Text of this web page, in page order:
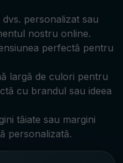
personalizat sau
nostru online.
perfectă pentru
largă de culori pentru
cu brandul sau ideea
tăiate sau margini
personalizată.